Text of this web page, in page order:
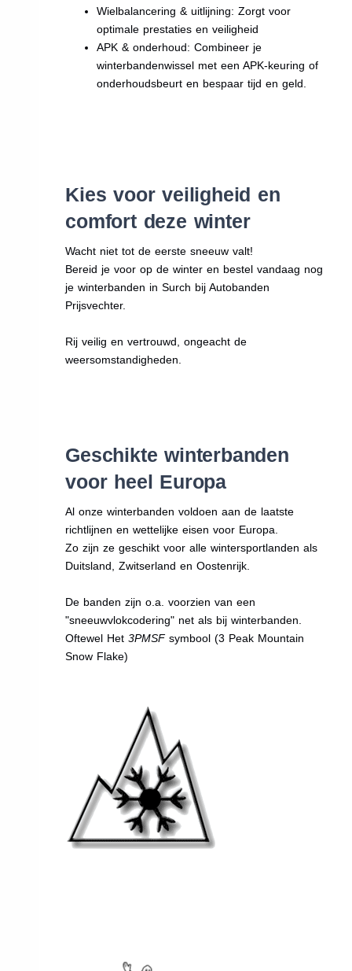
Wielbalancering & uitlijning: Zorgt voor
optimale prestaties en veiligheid
APK & onderhoud: Combineer je
winterbandenwissel met een APK-keuring of
onderhoudsbeurt en bespaar tijd en geld.
Kies voor veiligheid en
comfort deze winter
Wacht niet tot de eerste sneeuw valt!
Bereid je voor op de winter en bestel vandaag nog
je winterbanden in Surch bij Autobanden
Prijsvechter.
Rij veilig en vertrouwd, ongeacht de
weersomstandigheden.
Geschikte winterbanden
voor heel Europa
Al onze winterbanden voldoen aan de laatste
richtlijnen en wettelijke eisen voor Europa.
Zo zijn ze geschikt voor alle wintersportlanden als
Duitsland, Zwitserland en Oostenrijk.
De banden zijn o.a. voorzien van een
"sneeuwvlokcodering" net als bij winterbanden.
Oftewel Het3PMSFsymbool (3 Peak Mountain
Snow Flake)